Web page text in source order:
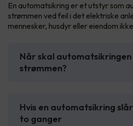
En automatsikring er et utstyr som
strømmen ved feil i det elektriske
mennesker, husdyr eller eiendom
Når skal automatsikringen
strømmen?
Hvis en automatsikring
to ganger